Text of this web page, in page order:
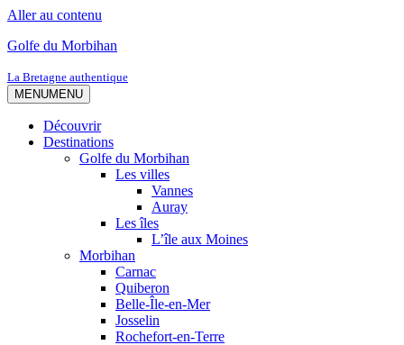
Aller au contenu
Golfe du Morbihan
La Bretagne authentique
MENUMENU
Découvrir
Destinations
Golfe du Morbihan
Les villes
Vannes
Auray
Les îles
L’île aux Moines
Morbihan
Carnac
Quiberon
Belle-Île-en-Mer
Josselin
Rochefort-en-Terre